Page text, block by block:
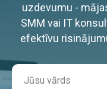
uzdevumu -
SMM vai IT
efektīvu